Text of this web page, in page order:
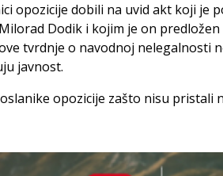
opozicije dobili na uvid akt koji je
Dodik i kojim je on predložen
tvrdnje o navodnoj nelegalnosti
javnost.
opozicije zašto nisu pristali